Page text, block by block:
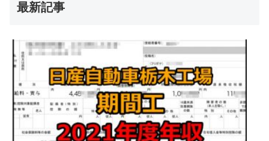
最新記事